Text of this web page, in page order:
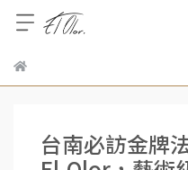
台南必訪金牌